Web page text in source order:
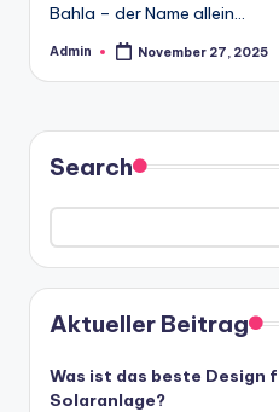
Bahla – der Name allein…
Posted
Admin November 27, 2025
Search
Aktueller Beitrag
Was ist das beste Design
Solaranlage?